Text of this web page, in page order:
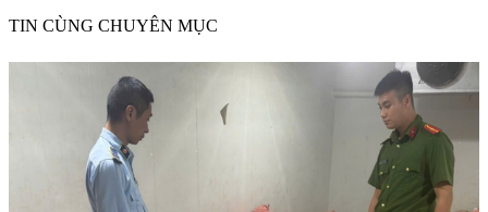
TIN CÙNG CHUYÊN MỤC